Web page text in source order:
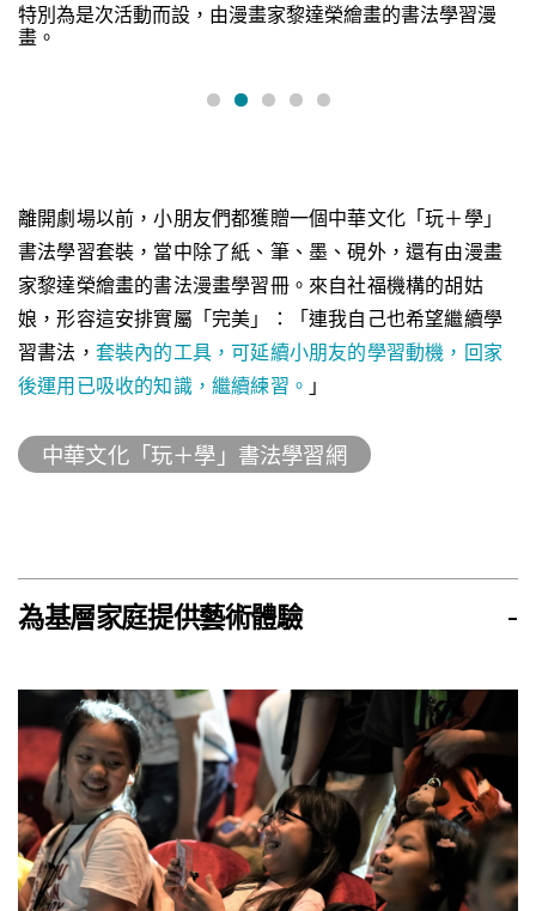
特別為是次活動而設，由漫畫家黎達榮繪畫的書法學習漫
畫。
離開劇場以前，小朋友們都獲贈一個中華文化「玩＋學」
書法學習套裝，當中除了紙、筆、墨、硯外，還有由漫畫
家黎達榮繪畫的書法漫畫學習冊。來自社福機構的胡姑
娘，形容這安排實屬「完美」：「連我自己也希望繼續學
習書法， 套裝內的工具，可延續小朋友的學習動機，回家
後運用已吸收的知識，繼續練習。 」
中華文化「玩＋學」書法學習網
為基層家庭提供藝術體驗 -